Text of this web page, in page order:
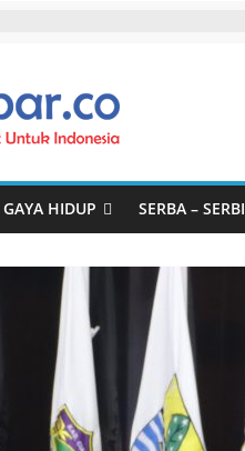
GAYA HIDUP SERBA – SERBI